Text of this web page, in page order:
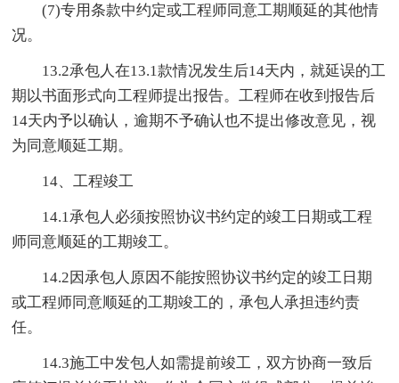
(7)专用条款中约定或工程师同意工期顺延的其他情
况。
13.2承包人在13.1款情况发生后14天内，就延误的工
期以书面形式向工程师提出报告。工程师在收到报告后
14天内予以确认，逾期不予确认也不提出修改意见，视
为同意顺延工期。
14、工程竣工
14.1承包人必须按照协议书约定的竣工日期或工程
师同意顺延的工期竣工。
14.2因承包人原因不能按照协议书约定的竣工日期
或工程师同意顺延的工期竣工的，承包人承担违约责
任。
14.3施工中发包人如需提前竣工，双方协商一致后